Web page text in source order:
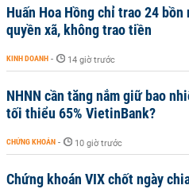
Huấn Hoa Hồng chỉ trao 24
quyền xã, không trao tiền
KINH DOANH - 14 giờ trước
NHNN cần tăng nắm giữ bao
tối thiểu 65% VietinBank?
CHỨNG KHOÁN - 10 giờ trước
Chứng khoán VIX chốt ngày